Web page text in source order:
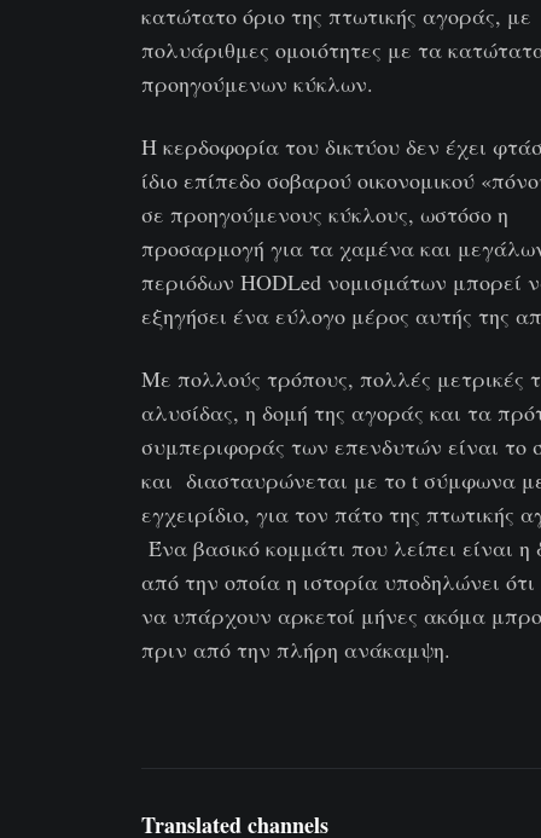
κατώτατο όριο της πτωτικής αγοράς, με
πολυάριθμες ομοιότητες με τα
προηγούμενων κύκλων.
Η κερδοφορία του δικτύου δεν έχει
ίδιο επίπεδο σοβαρού οικονομικού
σε προηγούμενους κύκλους, ωστόσο η
προσαρμογή για τα χαμένα και
περιόδων HODLed νομισμάτων μπορεί
εξηγήσει ένα εύλογο μέρος αυτής της
Με πολλούς τρόπους, πολλές μετρικές
αλυσίδας, η δομή της αγοράς και τα
συμπεριφοράς των επενδυτών είναι το
και διασταυρώνεται με το t σύμφωνα
εγχειρίδιο, για τον πάτο της πτωτικής
Ένα βασικό κομμάτι που λείπει είναι η
από την οποία η ιστορία υποδηλώνει
να υπάρχουν αρκετοί μήνες ακόμα
πριν από την πλήρη ανάκαμψη.
Translated channels